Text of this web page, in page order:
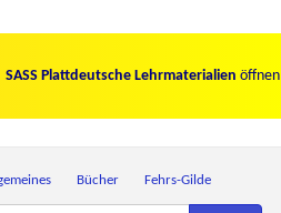
SASS Plattdeutsche Lehrmaterialien öffnen
Bücher Fehrs-Gilde